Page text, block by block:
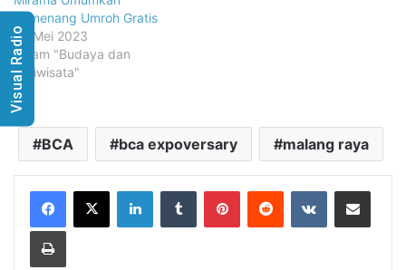
Pemenang Umroh Gratis
24 Mei 2023
dalam "Budaya dan
Pariwisata"
BCA bca expoversary malang raya
LinkedInTumblr PinterestReddit VKontakteShare via Email
Print
Visual Radio